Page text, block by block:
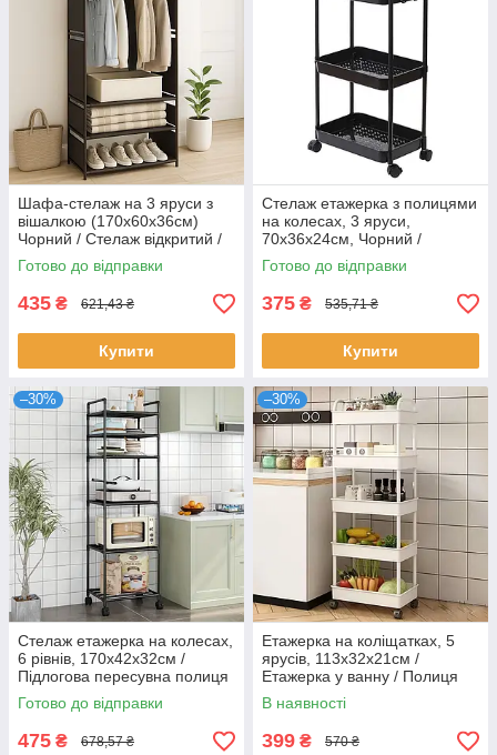
Шафа-стелаж на 3 яруси з
вішалкою (170х60х36см)
Чорний / Стелаж відкритий /
Шафа для одягу / Полиця
для взуття
Готово до відправки
435 ₴ 621,43 ₴
Купити
Стелаж етажерка з полицями
на колесах, 3 яруси,
70x36x24см, Чорний /
Пересувна полиця для кухні /
Етажерка у ванну
Готово до відправки
375 ₴ 535,71 ₴
Купити
–30%
Стелаж етажерка на колесах,
6 рівнів, 170х42х32см /
Підлогова пересувна полиця
для кухні / Полиця етажерка
Готово до відправки
475 ₴ 678,57 ₴
–30%
Етажерка на коліщатках, 5
ярусів, 113х32х21см /
Етажерка у ванну / Полиця
на коліщатках / Стелаж на
коліщатках
В наявності
399 ₴ 570 ₴